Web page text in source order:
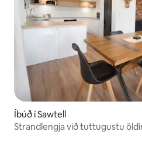
Íbúð í Sawtell
Strandlengja við tuttugustu